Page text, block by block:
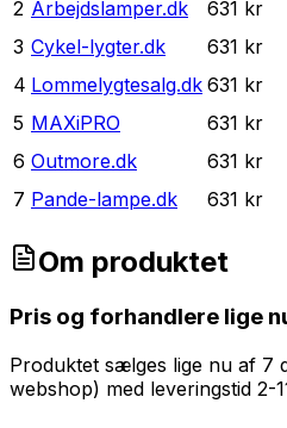
2 Arbejdslamper.dk 631 kr
3 Cykel-lygter.dk 631 kr
4 Lommelygtesalg.dk 631 kr
5 MAXiPRO 631 kr
6 Outmore.dk 631 kr
7 Pande-lampe.dk 631 kr
Om produktet
Pris og forhandlere lige
Produktet sælges lige nu af 7
webshop) med leveringstid